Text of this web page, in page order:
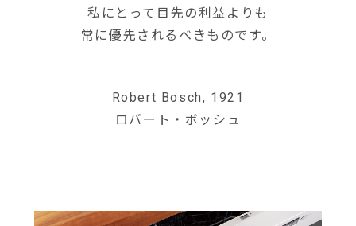
私にとって目先の利益よりも
常に優先されるべきものです。
Robert Bosch, 1921
ロバート・ボッシュ